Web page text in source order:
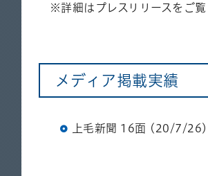
※詳細はプレスリリースをご覧
メディア掲載実績
上毛新聞 16面 (20/7/26)